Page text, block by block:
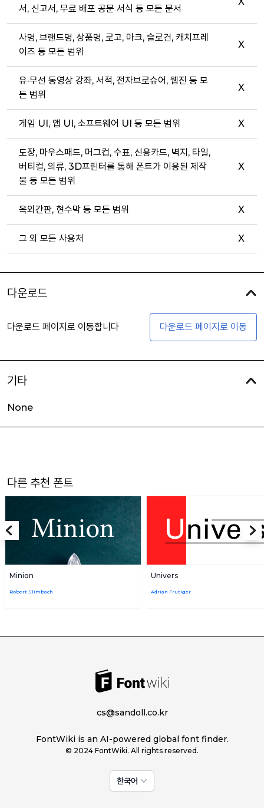
서, 신고서, 무료 배포 공문 서식 등 모든 문서
사명, 브랜드명, 상품명, 로고, 마크, 슬로건, 캐치프레
이즈 등 모든 범위
X
유·무선 동영상 강좌, 서적, 전자브로슈어, 웹진 등 모
든 범위
X
게임 UI, 앱 UI, 소프트웨어 UI 등 모든 범위 X
도장, 마우스패드, 머그컵, 수표, 신용카드, 벽지, 타일,
버티컬, 의류, 3D프린터를 통해 폰트가 이용된 제작
물 등 모든 범위
X
옥외간판, 현수막 등 모든 범위 X
그 외 모든 사용처 X
다운로드
다운로드 페이지로 이동합니다 다운로드 페이지로 이동
기타
None
다른 추천 폰트
Minion
Robert Slimbach
Univers
Adrian Frutiger
cs@sandoll.co.kr
FontWiki is an AI-powered global font finder.
© 2024 FontWiki. All rights reserved.
한국어